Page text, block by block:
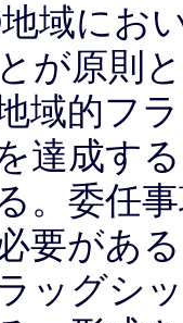
域にお
が原則
域的フ
達成す
。委任
要があ
ッグシ